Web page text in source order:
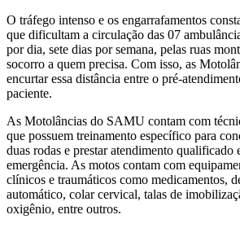
O tráfego intenso e os engarrafamentos
que dificultam a circulação das 07
por dia, sete dias por semana, pelas ruas
socorro a quem precisa. Com isso, as
encurtar essa distância entre o pré-
paciente.
As Motolâncias do SAMU contam com
que possuem treinamento específico para
duas rodas e prestar atendimento qualificado
emergência. As motos contam com
clínicos e traumáticos como medicamentos,
automático, colar cervical, talas de
oxigênio, entre outros.